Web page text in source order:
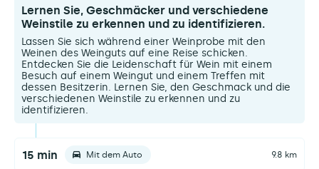
Lernen Sie, Geschmäcker und verschiedene
Weinstile zu erkennen und zu identifizieren.
Lassen Sie sich während einer Weinprobe mit den
Weinen des Weinguts auf eine Reise schicken.
Entdecken Sie die Leidenschaft für Wein mit einem
Besuch auf einem Weingut und einem Treffen mit
dessen Besitzerin. Lernen Sie, den Geschmack und die
verschiedenen Weinstile zu erkennen und zu
identifizieren.
15 min Mit dem Auto 9.8 km